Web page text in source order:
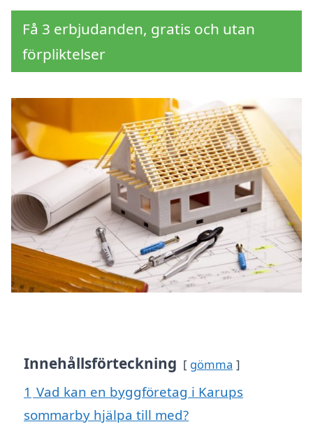
Få 3 erbjudanden, gratis och utan
förpliktelser
Innehållsförteckning gömma
1 Vad kan en byggföretag i Karups
sommarby hjälpa till med?